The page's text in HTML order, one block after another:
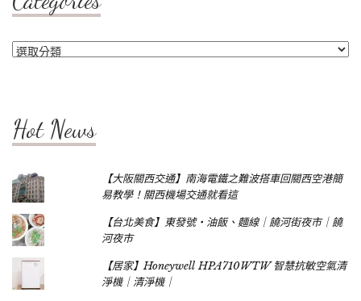
Categories
Hot News
【大阪關西交通】南海電鐵之難波搭車回關西空港簡
易教學！關西機場交通就看這
【台北美食】東發號‧油飯、麵線｜饒河街夜市｜饒
河夜市
【居家】Honeywell HPA710WTW 智慧抗敏空氣清
淨機｜清淨機｜